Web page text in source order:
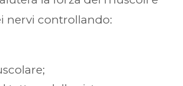
nervi controllando: